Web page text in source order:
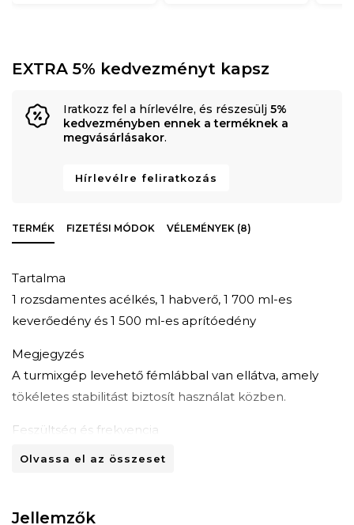
EXTRA 5% kedvezményt kapsz
Iratkozz fel a hírlevélre, és részesülj 5%
kedvezményben ennek a terméknek a
megvásárlásakor.
Hírlevélre feliratkozás
TERMÉK FIZETÉSI MÓDOK VÉLEMÉNYEK (8)
Tartalma
1 rozsdamentes acélkés, 1 habverő, 1 700 ml-es
keverőedény és 1 500 ml-es aprítóedény
Megjegyzés
A turmixgép levehető fémlábbal van ellátva, amely
tökéletes stabilitást biztosít használat közben.
Feszültség és frekvencia
Olvassa el az összeset
Jellemzők